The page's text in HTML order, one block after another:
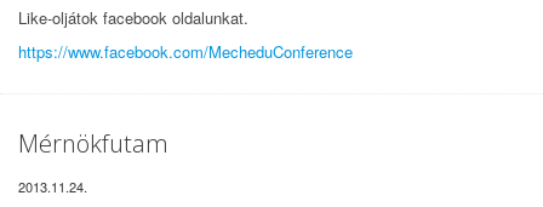
Like-oljátok facebook oldalunkat.
https://www.facebook.com/MecheduConference
Mérnökfutam
2013.11.24.